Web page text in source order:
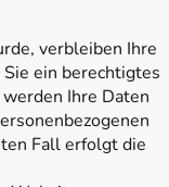
verbleiben Ihre
ein berechtigtes
Ihre Daten
Fall erfolgt die